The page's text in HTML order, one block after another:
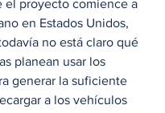
el proyecto comience a
en Estados Unidos,
no está claro qué
planean usar los
generar la suficiente
a los vehículos